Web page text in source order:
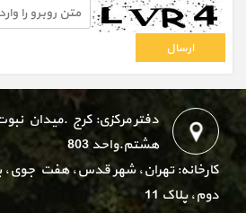
دفتر مرکزی: کرج .میدان
هشتم.واحد 803
کارخانه: تهران، شهر قدس، هفت
دوم، پلاک 11